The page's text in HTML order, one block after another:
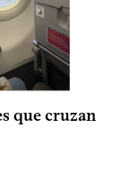
que cruzan